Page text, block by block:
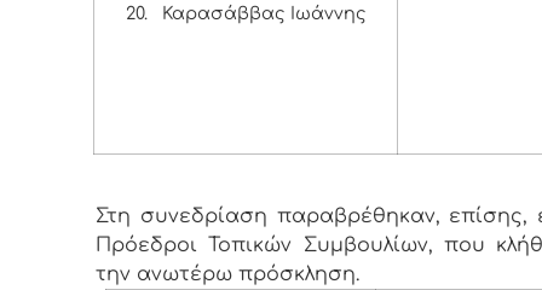
20.
Καρασάββας Ιωάννης
Στη συνεδρίαση παραβρέθηκαν, επίσης,
Πρόεδροι Τοπικών Συμβουλίων, που
την ανωτέρω πρόσκληση.